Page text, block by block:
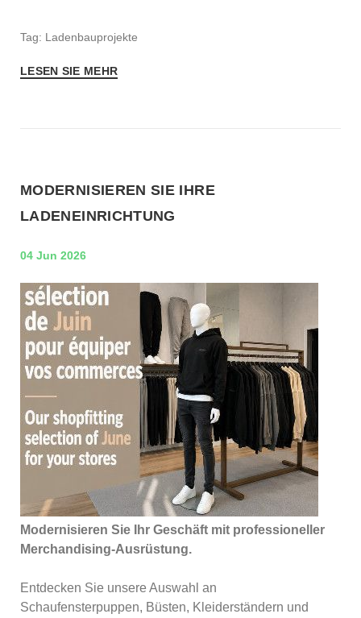
Tag: Ladenbauprojekte
LESEN SIE MEHR
MODERNISIEREN SIE IHRE
LADENEINRICHTUNG
04 Jun 2026
Modernisieren Sie Ihr Geschäft mit professioneller
Merchandising-Ausrüstung.
Entdecken Sie unsere Auswahl an
Schaufensterpuppen, Büsten, Kleiderständern und